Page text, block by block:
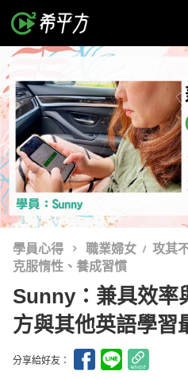
學員心得 職業婦女
攻其
克服惰性、養成習慣
Sunny：兼具效率
方與其他英語學習
分享給好友：